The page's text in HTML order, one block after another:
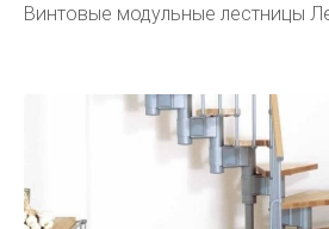
Винтовые модульные лестницы